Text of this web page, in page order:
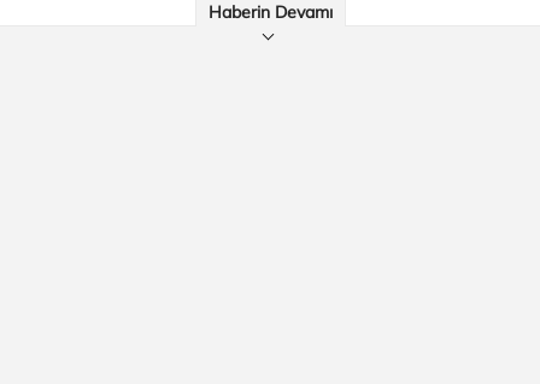
Haberin Devamı